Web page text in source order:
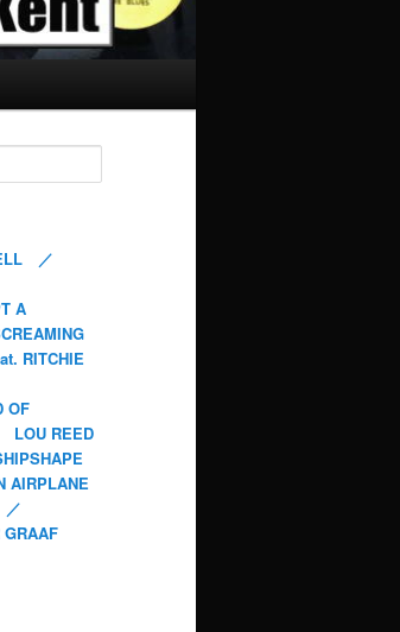
／
A
RITCHIE
OF
LOU REED
AIRPLANE
／
GRAAF